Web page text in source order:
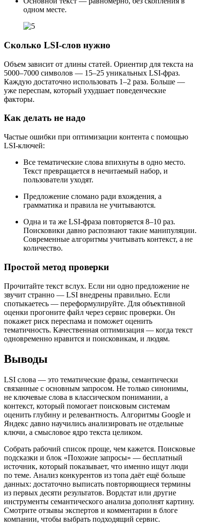
одном месте.
Сколько LSI-слов нужно
Объем зависит от длины статей. Ориентир для текста на
5000–7000 символов — 15–25 уникальных LSI-фраз.
Каждую достаточно использовать 1–2 раза. Больше —
уже переспам, который ухудшает поведенческие
факторы.
Как делать не надо
Частые ошибки при оптимизации контента с помощью
LSI-ключей:
Все тематические слова впихнуты в одно место.
Текст превращается в нечитаемый набор, и
пользователи уходят.
Предложение сломано ради вхождения, а
грамматика и правила не учитываются.
Одна и та же LSI-фраза повторяется 8–10 раз.
Поисковики давно распознают такие манипуляции.
Современные алгоритмы учитывать контекст, а не
количество.
Простой метод проверки
Прочитайте текст вслух. Если ни одно предложение не
звучит странно — LSI внедрены правильно. Если
спотыкаетесь — переформулируйте. Для объективной
оценки прогоните файл через сервис проверки. Он
покажет риск переспама и поможет оценить
тематичность. Качественная оптимизация — когда текст
одновременно нравится и поисковикам, и людям.
Выводы
LSI слова — это тематические фразы, семантически
связанные с основным запросом. Не только синонимы,
не ключевые слова в классическом понимании, а
контекст, который помогает поисковым системам
оценить глубину и релевантность. Алгоритмы Google и
Яндекс давно научились анализировать не отдельные
ключи, а смысловое ядро текста целиком.
Собрать рабочий список проще, чем кажется. Поисковые
подсказки и блок «Похожие запросы» — бесплатный
источник, который показывает, что именно ищут люди
по теме. Анализ конкурентов из топа даёт ещё больше
данных: достаточно выписать повторяющиеся термины
из первых десяти результатов. Вордстат или другие
инструменты семантического анализа дополнят картину.
Смотрите отзывы экспертов и комментарии в блоге
компании, чтобы выбрать подходящий сервис.